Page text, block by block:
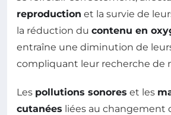
reproduction et la survie de
la réduction du contenu en
entraîne une diminution de
compliquant leur recherche de
Les pollutions sonores et les
cutanées liées au changement